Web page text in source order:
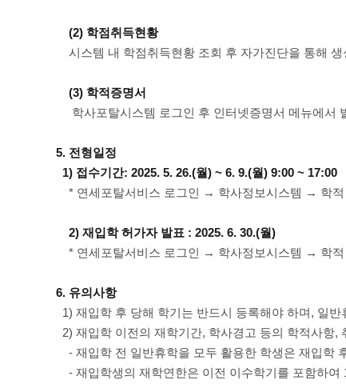
(2) 학점취득현황
시스템 내 학점취득현황 조회 후 자가진단을 통해 생
(3) 학적증명서
학사포탈시스템 로그인 후 인터넷증명서 메뉴에서
5. 전형일정
1) 접수기간: 2025. 5. 26.(월) ~ 6. 9.(월) 9:00 ~ 17:00
* 연세포탈서비스 로그인 → 학사정보시스템 → 학
2) 재입학 허가자 발표 : 2025. 6. 30.(월)
* 연세포탈서비스 로그인 → 학사정보시스템 → 학
6. 유의사항
1) 재입학 후 당해 학기는 반드시 등록해야 하며, 일반
2) 재입학 이전의 재학기간, 학사경고 등의 학적사항,
- 재입학 전 일반휴학을 모두 활용한 학생은 재입학
- 재입학생의 재학연한은 이전 이수학기를 포함하여